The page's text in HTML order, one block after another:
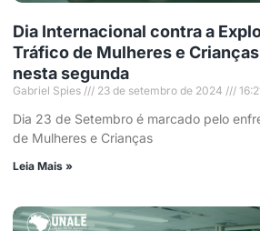
Dia Internacional contra a
Tráfico de Mulheres e
nesta segunda
Gabriel Spies 23 de setembro de 2024
Dia 23 de Setembro é marcado pelo
de Mulheres e Crianças
Leia Mais »